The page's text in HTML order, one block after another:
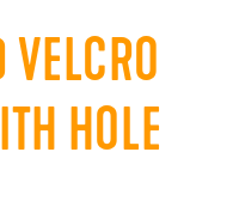
HOLE